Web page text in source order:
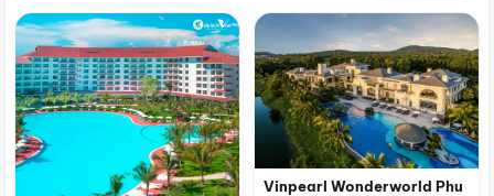
Vinpearl Wonderworld Phu